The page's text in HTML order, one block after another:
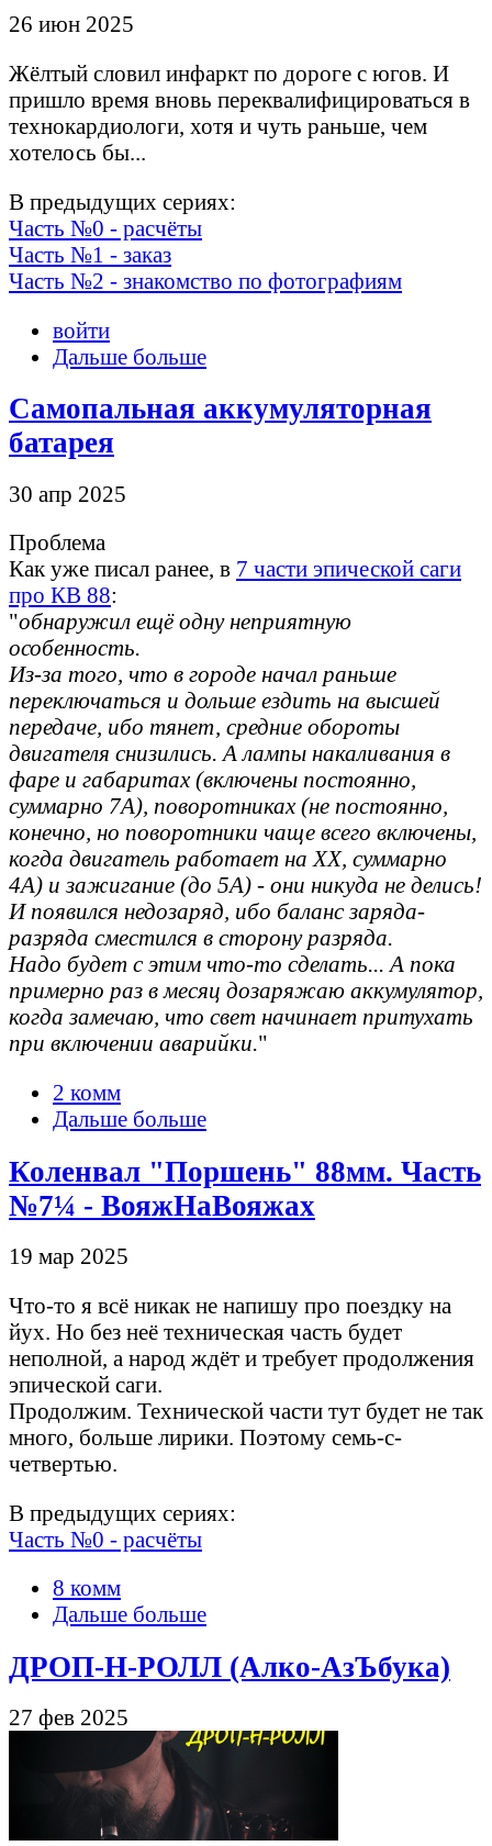
26 июн 2025
Жёлтый словил инфаркт по дороге с югов. И
пришло время вновь переквалифицироваться в
технокардиологи, хотя и чуть раньше, чем
хотелось бы...
В предыдущих сериях:
Часть №0 - расчёты
Часть №1 - заказ
Часть №2 - знакомство по фотографиям
войти
Дальше больше
Самопальная аккумуляторная
батарея
30 апр 2025
Проблема
Как уже писал ранее, в 7 части эпической саги
про КВ 88:
"обнаружил ещё одну неприятную
особенность.
Из-за того, что в городе начал раньше
переключаться и дольше ездить на высшей
передаче, ибо тянет, средние обороты
двигателя снизились. А лампы накаливания в
фаре и габаритах (включены постоянно,
суммарно 7А), поворотниках (не постоянно,
конечно, но поворотники чаще всего включены,
когда двигатель работает на ХХ, суммарно
4А) и зажигание (до 5А) - они никуда не делись!
И появился недозаряд, ибо баланс заряда-
разряда сместился в сторону разряда.
Надо будет с этим что-то сделать... А пока
примерно раз в месяц дозаряжаю аккумулятор,
когда замечаю, что свет начинает притухать
при включении аварийки."
2 комм
Дальше больше
Коленвал "Поршень" 88мм. Часть
№7¼ - ВояжНаВояжах
19 мар 2025
Что-то я всё никак не напишу про поездку на
йух. Но без неё техническая часть будет
неполной, а народ ждёт и требует продолжения
эпической саги.
Продолжим. Технической части тут будет не так
много, больше лирики. Поэтому семь-с-
четвертью.
В предыдущих сериях:
Часть №0 - расчёты
8 комм
Дальше больше
ДРОП-Н-РОЛЛ (Алко-АзЪбука)
27 фев 2025